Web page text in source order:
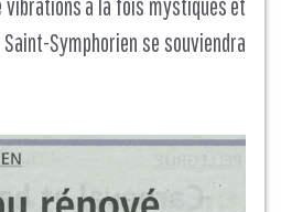
à la fois mystiques et
Symphorien se souviendra